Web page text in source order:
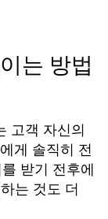
는 방법
고객 자신의
게 솔직히 전
받기 전후에
는 것도 더